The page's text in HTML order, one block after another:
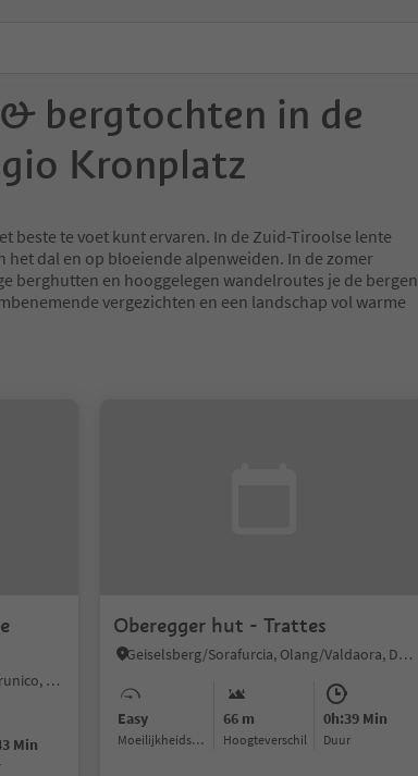
bergtochten in de
Kronplatz
beste te voet kunt ervaren. In de Zuid-Tiroolse lente
dal en op bloeiende alpenweiden. In de zomer
berghutten en hooggelegen wandelroutes je de bergen
vergezichten en een landschap vol warme
Geiselsberg/Sorafurcia, Bruneck/Brunico, Dolomites Region Kronplatz/Plan de Corones
Min
Oberegger hut - Trattes
Geiselsberg/Sorafurcia, Olang/Valdaora, Dolomites Region Kronplatz/Plan de Corones
Easy
Moeilijkheidsgraad
66 m
Hoogteverschil
0h:39 Min
Duur